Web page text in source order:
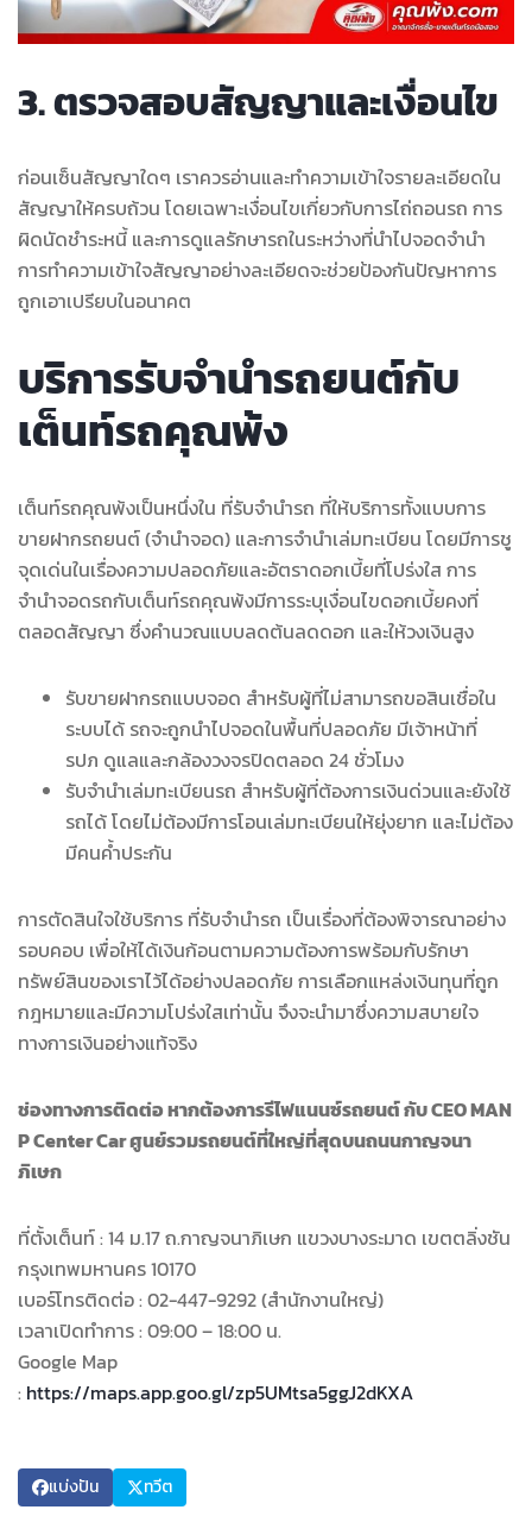
3. ตรวจสอบสัญญาและเงื่อนไข
ก่อนเซ็นสัญญาใดๆ เราควรอ่านและทำความเข้าใจรายละเอียดใน
สัญญาให้ครบถ้วน โดยเฉพาะเงื่อนไขเกี่ยวกับการไถ่ถอนรถ การ
ผิดนัดชำระหนี้ และการดูแลรักษารถในระหว่างที่นำไปจอดจำนำ
การทำความเข้าใจสัญญาอย่างละเอียดจะช่วยป้องกันปัญหาการ
ถูกเอาเปรียบในอนาคต
บริการรับจำนำรถยนต์กับ
เต็นท์รถคุณพ้ง
เต็นท์รถคุณพ้งเป็นหนึ่งใน ที่รับจำนำรถ ที่ให้บริการทั้งแบบการ
ขายฝากรถยนต์ (จำนำจอด) และการจำนำเล่มทะเบียน โดยมีการชู
จุดเด่นในเรื่องความปลอดภัยและอัตราดอกเบี้ยที่โปร่งใส การ
จำนำจอดรถกับเต็นท์รถคุณพ้งมีการระบุเงื่อนไขดอกเบี้ยคงที่
ตลอดสัญญา ซึ่งคำนวณแบบลดต้นลดดอก และให้วงเงินสูง
รับขายฝากรถแบบจอด สำหรับผู้ที่ไม่สามารถขอสินเชื่อใน
ระบบได้ รถจะถูกนำไปจอดในพื้นที่ปลอดภัย มีเจ้าหน้าที่
รปภ ดูแลและกล้องวงจรปิดตลอด 24 ชั่วโมง
รับจำนำเล่มทะเบียนรถ สำหรับผู้ที่ต้องการเงินด่วนและยังใช้
รถได้ โดยไม่ต้องมีการโอนเล่มทะเบียนให้ยุ่งยาก และไม่ต้อง
มีคนค้ำประกัน
การตัดสินใจใช้บริการ ที่รับจำนำรถ เป็นเรื่องที่ต้องพิจารณาอย่าง
รอบคอบ เพื่อให้ได้เงินก้อนตามความต้องการพร้อมกับรักษา
ทรัพย์สินของเราไว้ได้อย่างปลอดภัย การเลือกแหล่งเงินทุนที่ถูก
กฎหมายและมีความโปร่งใสเท่านั้น จึงจะนำมาซึ่งความสบายใจ
ทางการเงินอย่างแท้จริง
ช่องทางการติดต่อ หากต้องการรีไฟแนนซ์รถยนต์ กับ CEO MAN
P Center Car ศูนย์รวมรถยนต์ที่ใหญ่ที่สุดบนถนนกาญจนา
ภิเษก
ที่ตั้งเต็นท์ : 14 ม.17 ถ.กาญจนาภิเษก แขวงบางระมาด เขตตลิ่งชัน
กรุงเทพมหานคร 10170
เบอร์โทรติดต่อ : 02-447-9292 (สำนักงานใหญ่)
เวลาเปิดทำการ : 09:00 – 18:00 น.
Google Map
: https://maps.app.goo.gl/zp5UMtsa5ggJ2dKXA
แบ่งปัน ทวีต